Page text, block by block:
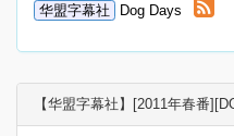
华盟字幕社 Dog Days
【华盟字幕社】[2011年春番